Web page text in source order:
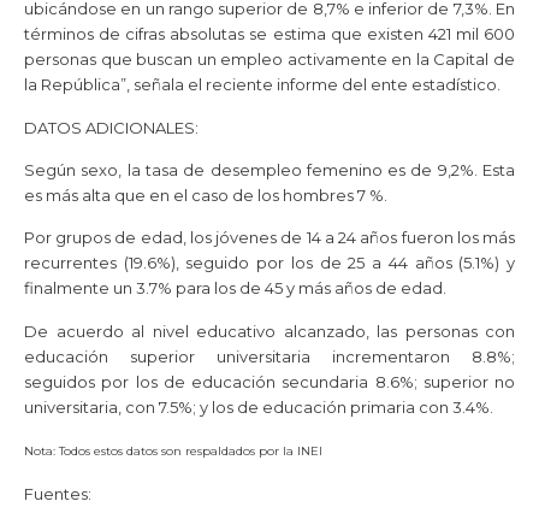
ubicándose en un rango superior de 8,7% e inferior de 7,3%. En
términos de cifras absolutas se estima que existen 421 mil 600
personas que buscan un empleo activamente en la Capital de
la República”, señala el reciente informe del ente estadístico.
DATOS ADICIONALES:
Según sexo, la tasa de desempleo femenino es de 9,2%. Esta
es más alta que en el caso de los hombres 7 %.
Por grupos de edad, los jóvenes de 14 a 24 años fueron los más
recurrentes (19.6%), seguido por los de 25 a 44 años (5.1%) y
finalmente un 3.7% para los de 45 y más años de edad.
De acuerdo al nivel educativo alcanzado, las personas con
educación superior universitaria incrementaron 8.8%;
seguidos por los de educación secundaria 8.6%; superior no
universitaria, con 7.5%; y los de educación primaria con 3.4%.
Nota: Todos estos datos son respaldados por la INEI
Fuentes: